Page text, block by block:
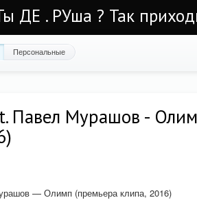
ДЕ . РУша ? Так
Персональные
Павел Мурашов -
— Олимп (премьера клипа, 2016)